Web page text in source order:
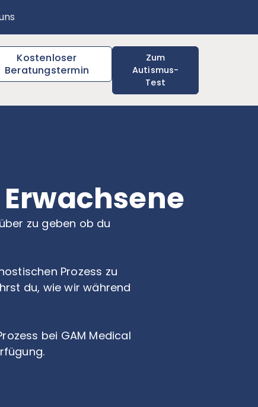
Kostenloser
Beratungstermin
Zum
Autismus-
Test
zu geben ob du
Prozess zu
du, wie wir während
bei GAM Medical